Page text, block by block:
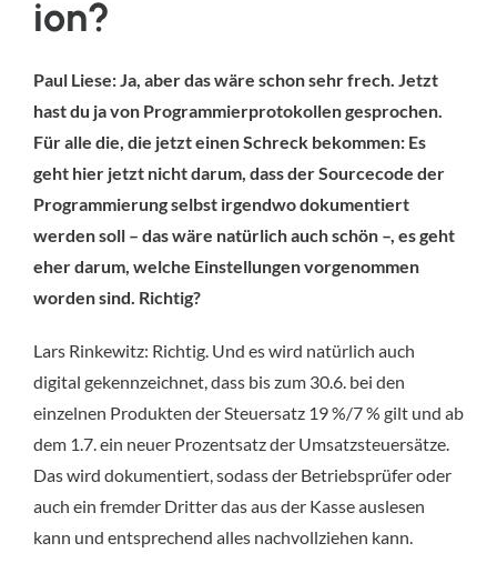
ion?
Paul Liese: Ja, aber das wäre schon sehr frech. Jetzt
hast du ja von Programmierprotokollen gesprochen.
Für alle die, die jetzt einen Schreck bekommen: Es
geht hier jetzt nicht darum, dass der Sourcecode der
Programmierung selbst irgendwo dokumentiert
werden soll – das wäre natürlich auch schön –, es geht
eher darum, welche Einstellungen vorgenommen
worden sind. Richtig?
Lars Rinkewitz: Richtig. Und es wird natürlich auch
digital gekennzeichnet, dass bis zum 30.6. bei den
einzelnen Produkten der Steuersatz 19 %/7 % gilt und ab
dem 1.7. ein neuer Prozentsatz der Umsatzsteuersätze.
Das wird dokumentiert, sodass der Betriebsprüfer oder
auch ein fremder Dritter das aus der Kasse auslesen
kann und entsprechend alles nachvollziehen kann.